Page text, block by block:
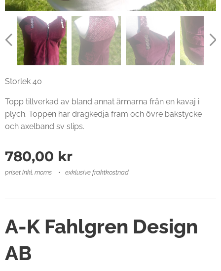
Storlek 40
Topp tillverkad av bland annat ärmarna från en kavaj i
plych. Toppen har dragkedja fram och övre bakstycke
och axelband sv slips.
780,00 kr
priset inkl. moms exklusive fraktkostnad
A-K Fahlgren Design
AB